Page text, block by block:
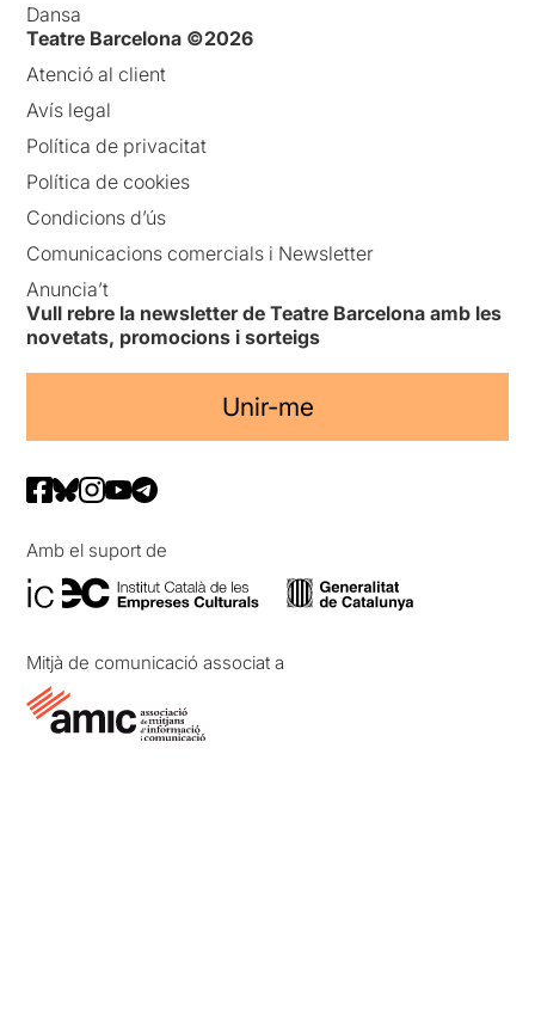
Dansa
Teatre Barcelona ©2026
Atenció al client
Avís legal
Política de privacitat
Política de cookies
Condicions d’ús
Comunicacions comercials i Newsletter
Anuncia’t
Vull rebre la newsletter de Teatre Barcelona amb les
novetats, promocions i sorteigs
Unir-me
Amb el suport de
Mitjà de comunicació associat a